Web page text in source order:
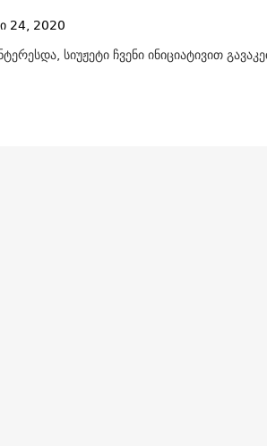
24, 2020
სიუჟეტი ჩვენი ინიციატივით